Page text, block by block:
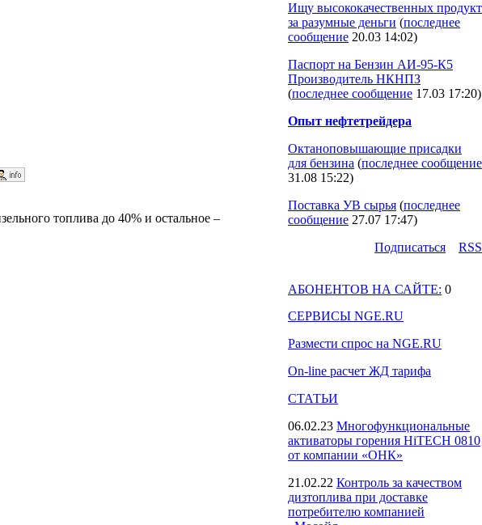
топлива до 40% и остальное –
Ищу высококачественных продукт
за разумные деньги (последнее
сообщение 20.03 14:02)
Паспорт на Бензин АИ-95-К5
Производитель НКНПЗ
(последнее сообщение 17.03 17:20)
Опыт нефтетрейдера
Октаноповышающие присадки
для бензина (последнее сообщение
31.08 15:22)
Поставка УВ сырья (последнее
сообщение 27.07 17:47)
Подпиcаться
RSS
АБОНЕНТОВ НА САЙТЕ: 0
СЕРВИСЫ NGE.RU
Размести спрос на NGE.RU
On-line расчет ЖД тарифа
СТАТЬИ
06.02.23 Многофункциональные
активаторы горения HiTECH 0810
от компании «ОНК»
21.02.22 Контроль за качеством
дизтоплива при доставке
потребителю компанией